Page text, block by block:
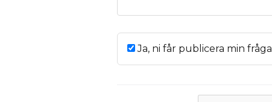
Ja, ni får publicera min fråga